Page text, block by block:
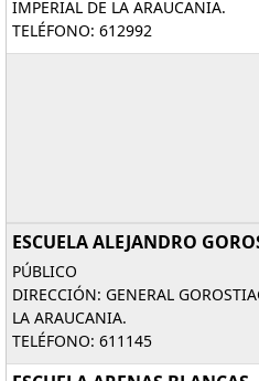
IMPERIAL DE LA ARAUCANIA.
TELÉFONO: 612992
ESCUELA ALEJANDRO
PÚBLICO
DIRECCIÓN: GENERAL
LA ARAUCANIA.
TELÉFONO: 611145